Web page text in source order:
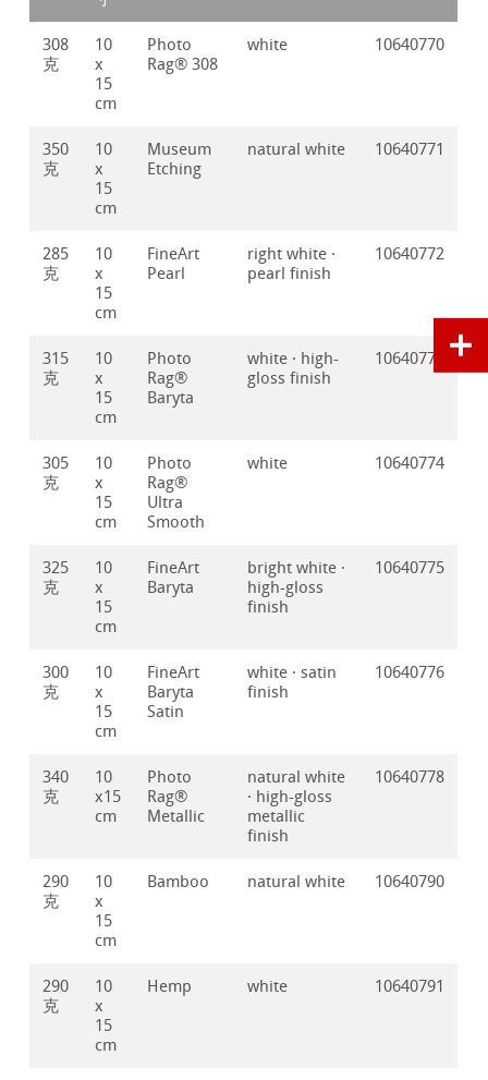
308
克
10
x
15
cm
Photo
Rag® 308
white 10640770
350
克
10
x
15
cm
Museum
Etching
natural white 10640771
285
克
10
x
15
cm
FineArt
Pearl
right white ·
pearl finish
10640772
315
克
10
x
15
cm
Photo
Rag®
Baryta
white · high-
gloss finish
10640773
305
克
10
x
15
cm
Photo
Rag®
Ultra
Smooth
white 10640774
325
克
10
x
15
cm
FineArt
Baryta
bright white ·
high-gloss
finish
10640775
300
克
10
x
15
cm
FineArt
Baryta
Satin
white · satin
finish
10640776
340
克
10
x15
cm
Photo
Rag®
Metallic
natural white
· high-gloss
metallic
finish
10640778
290
克
10
x
15
cm
Bamboo natural white 10640790
290
克
10
x
15
cm
Hemp white 10640791